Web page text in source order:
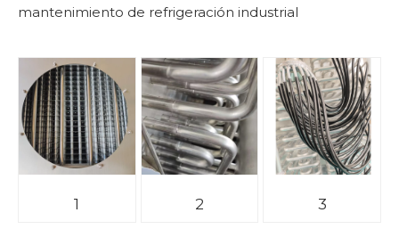
mantenimiento de refrigeración industrial
1 2 3